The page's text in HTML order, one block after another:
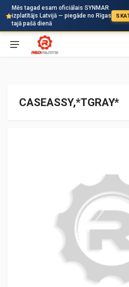
Mēs tagad esam oficiālais SYNMAR
izplatītājs Latvijā — piegāde no Rīgas
tajā pašā dienā
Auto
CASEASSY,*TGRAY*